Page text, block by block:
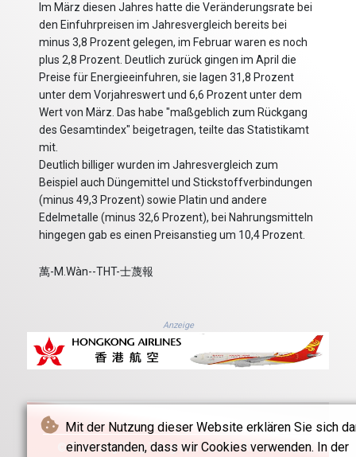
Mit der Nutzung dieser Website erklären Sie sich
einverstanden, dass wir Cookies verwenden. In der
Im März diesen Jahres hatte die Veränderungsrate bei
den Einfuhrpreisen im Jahresvergleich bereits bei
minus 3,8 Prozent gelegen, im Februar waren es noch
plus 2,8 Prozent. Deutlich zurück gingen im April die
Preise für Energieeinfuhren, sie lagen 31,8 Prozent
unter dem Vorjahreswert und 6,6 Prozent unter dem
Wert von März. Das habe "maßgeblich zum Rückgang
des Gesamtindex" beigetragen, teilte das Statistikamt
mit.
Deutlich billiger wurden im Jahresvergleich zum
Beispiel auch Düngemittel und Stickstoffverbindungen
(minus 49,3 Prozent) sowie Platin und andere
Edelmetalle (minus 32,6 Prozent), bei Nahrungsmitteln
hingegen gab es einen Preisanstieg um 10,4 Prozent.
萬-M.Wàn--THT-士蔑報
Anzeige
© The Hong Kong Telegraph - 2026 - Alle Rechte